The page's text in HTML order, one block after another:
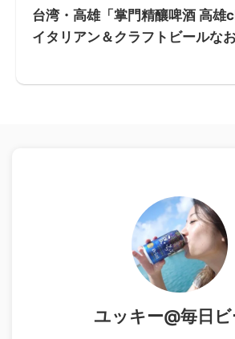
台湾・高雄「掌門精釀啤酒 高雄
イタリアン＆クラフトビールなお
ユッキー@毎日